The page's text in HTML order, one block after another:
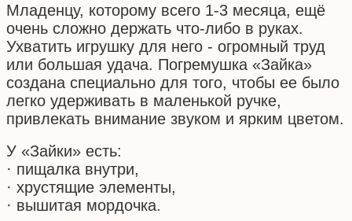
Младенцу, которому всего 1-3 месяца, ещё
очень сложно держать что-либо в руках.
Ухватить игрушку для него - огромный труд
или большая удача. Погремушка «Зайка»
создана специально для того, чтобы ее было
легко удерживать в маленькой ручке,
привлекать внимание звуком и ярким цветом.
У «Зайки» есть:
· пищалка внутри,
· хрустящие элементы,
· вышитая мордочка.